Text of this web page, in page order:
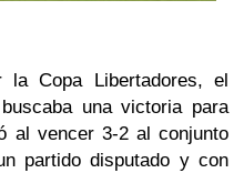
Copa Libertadores, el
una victoria para
al vencer 3-2 al conjunto
partido disputado y con